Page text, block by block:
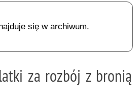
się w archiwum.
za rozbój z bronią